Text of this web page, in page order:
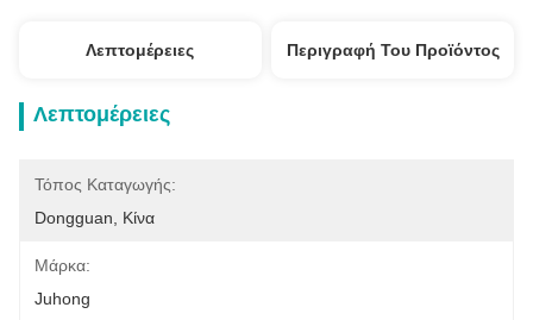
Λεπτομέρειες Περιγραφή Του Προϊόντος
Λεπτομέρειες
Τόπος Καταγωγής:
Dongguan, Κίνα
Μάρκα:
Juhong